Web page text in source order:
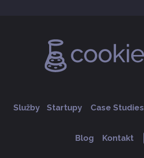
Služby Startupy Case Studies
Blog Kontakt